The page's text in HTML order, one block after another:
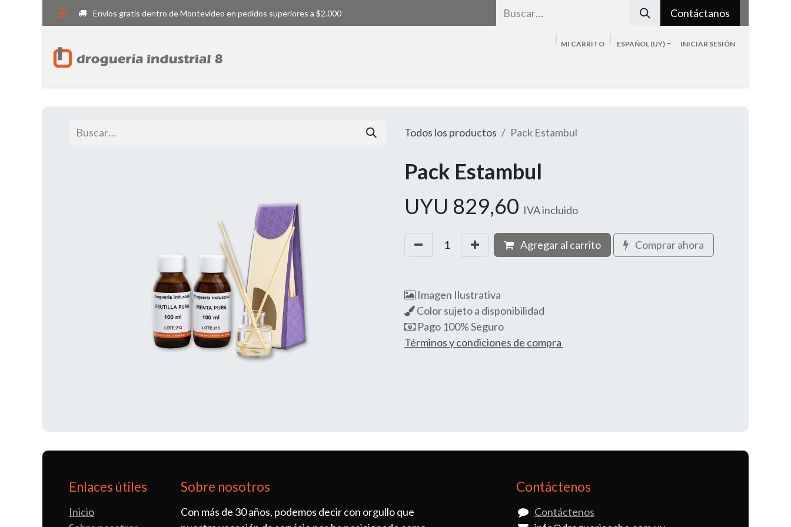
Envíos gratis dentro de Montevideo en pedidos superiores a $2.000 Contáctanos
MI CARRITO ESPAÑOL (UY) INICIAR SESIÓN
Todos los productos Pack Estambul
Pack Estambul
UYU 829,60 IVA incluido
Agregar al carrito Comprar ahora
Imagen Ilustrativa
Color sujeto a disponibilidad
Pago 100% Seguro
Términos y condiciones de compra
Enlaces útiles
Inicio
Sobre nosotros
Con más de 30 años, podemos decir con orgullo que
Contáctenos
Contáctenos